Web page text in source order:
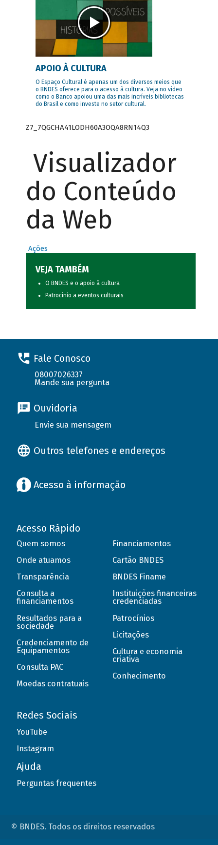
APOIO À CULTURA
O Espaço Cultural é apenas um dos diversos meios que
o BNDES oferece para o acesso à cultura. Veja no vídeo
como o Banco apoiou uma das mais incríveis bibliotecas
do Brasil e como investe no setor cultural.
Z7_7QGCHA41LODH60A3OQA8RN14Q3
Visualizador
do Conteúdo
da Web
Ações
VEJA TAMBÉM
O BNDES e o apoio à cultura
Patrocínio a eventos culturais
Fale Conosco
08007026337
Mande sua pergunta
Ouvidoria
Envie sua mensagem
Outros telefones e endereços
Acesso à informação
Acesso Rápido
Quem somos
Onde atuamos
Transparência
Consulta a
financiamentos
Resultados para a
sociedade
Credenciamento de
Equipamentos
Consulta PAC
Moedas contratuais
Financiamentos
Cartão BNDES
BNDES Finame
Instituições financeiras
credenciadas
Patrocínios
Licitações
Cultura e economia
criativa
Conhecimento
Redes Sociais
YouTube
Instagram
Ajuda
Perguntas frequentes
© BNDES. Todos os direitos reservados